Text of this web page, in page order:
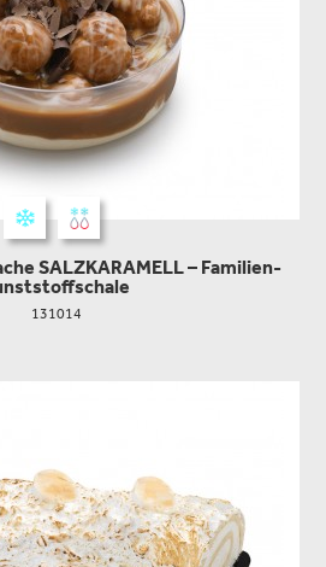
SALZKARAMELL – Familien-
131014